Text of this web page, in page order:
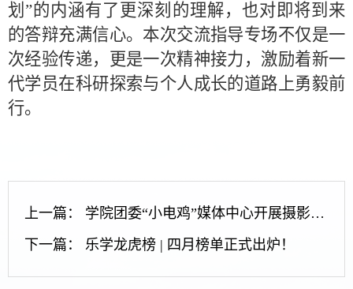
划”的内涵有了更深刻的理解，也对即将到来
的答辩充满信心。本次交流指导专场不仅是一
次经验传递，更是一次精神接力，激励着新一
代学员在科研探索与个人成长的道路上勇毅前
行。
上一篇：
学院团委“小电鸡”媒体中心开展摄影培训
下一篇：
乐学龙虎榜 | 四月榜单正式出炉！